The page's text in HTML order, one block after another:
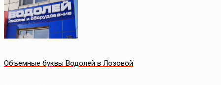
Объемные буквы Водолей в Лозовой